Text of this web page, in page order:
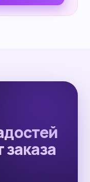
заказа